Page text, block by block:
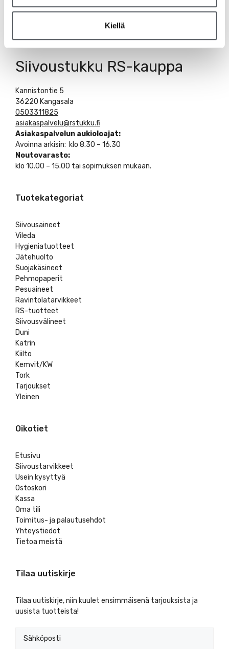
Kiellä
Siivoustukku RS-kauppa
Kannistontie 5
36220 Kangasala
0503311825
asiakaspalvelu@rstukku.fi
Asiakaspalvelun aukioloajat:
Avoinna arkisin: klo 8.30 – 16.30
Noutovarasto:
klo 10.00 – 15.00 tai sopimuksen mukaan.
Tuotekategoriat
Siivousaineet
Vileda
Hygieniatuotteet
Jätehuolto
Suojakäsineet
Pehmopaperit
Pesuaineet
Ravintolatarvikkeet
RS-tuotteet
Siivousvälineet
Duni
Katrin
Kiilto
Kemvit/KW
Tork
Tarjoukset
Yleinen
Oikotiet
Etusivu
Siivoustarvikkeet
Usein kysyttyä
Ostoskori
Kassa
Oma tili
Toimitus- ja palautusehdot
Yhteystiedot
Tietoa meistä
Tilaa uutiskirje
Tilaa uutiskirje, niin kuulet ensimmäisenä tarjouksista ja
uusista tuotteista!